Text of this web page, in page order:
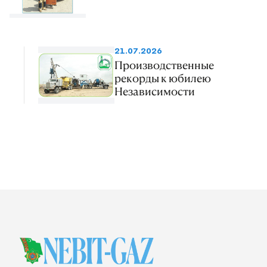
21.07.2026
Производственные
рекорды к юбилею
Независимости